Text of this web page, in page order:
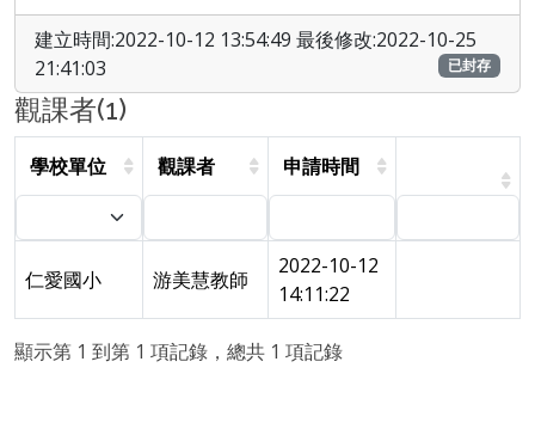
建立時間:2022-10-12 13:54:49 最後修改:2022-10-25
21:41:03
已封存
觀課者(1)
學校單位 觀課者 申請時間
仁愛國小 游美慧教師
2022-10-12
14:11:22
顯示第 1 到第 1 項記錄，總共 1 項記錄